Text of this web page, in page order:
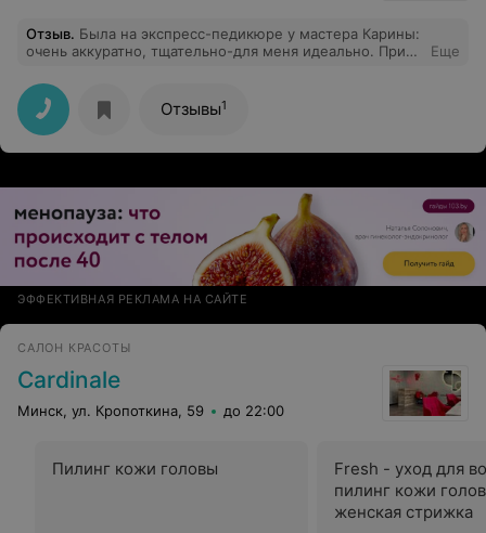
Отзыв. Была на экспресс-педикюре у мастера Карины:
очень аккуратно, тщательно-для меня идеально. При
красивый(салонный, а не парикмахерской)
Еще
Отзывы1
ЭФФЕКТИВНАЯ РЕКЛАМА НА САЙТЕ
САЛОН КРАСОТЫ
Cardinale
Минск, ул. Кропоткина, 59 до 22:00
Пилинг кожи головы
Fresh - уход для
пилинг кожи
женская стрижка